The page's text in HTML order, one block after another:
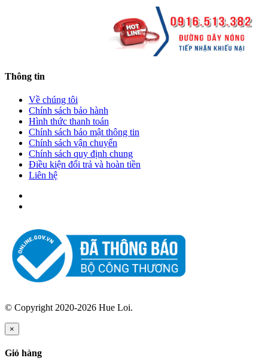
Thông tin
Về chúng tôi
Chính sách bảo hành
Hình thức thanh toán
Chính sách bảo mật thông tin
Chính sách vận chuyển
Chính sách quy định chung
Điều kiện đổi trả và hoàn tiền
Liên hệ
© Copyright 2020-2026 Hue Loi.
×
Giỏ hàng